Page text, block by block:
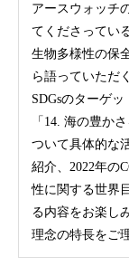
アースウォッチ
てくださってい
生物多様性の保
ら語っていただ
SDGsのターゲ
「14. 海の豊か
ついて具体的な
紹介、2022年の
性に関する世界
る内容をお楽し
理念の特長をご